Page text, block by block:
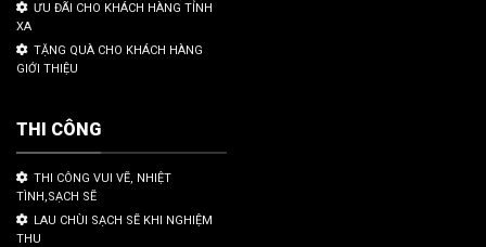
ƯU ĐÃI CHO KHÁCH HÀNG TỈNH
XA
TẶNG QUÀ CHO KHÁCH HÀNG
GIỚI THIỆU
THI CÔNG
THI CÔNG VUI VẼ, NHIỆT
TÌNH,SẠCH SẼ
LAU CHÙI SẠCH SẼ KHI NGHIỆM
THU